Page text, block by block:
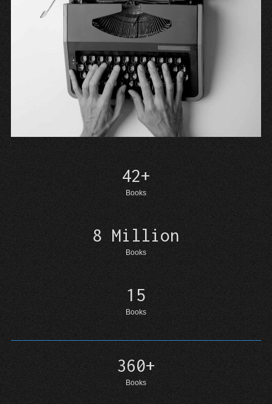
42+
Books
8 Million
Books
15 15
Books
360+
Books